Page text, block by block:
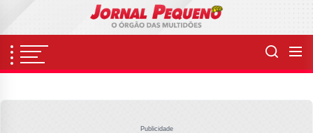
content
Publicidade